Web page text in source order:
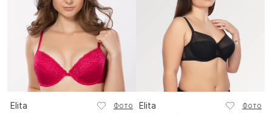
Elita Фото Elita Фото